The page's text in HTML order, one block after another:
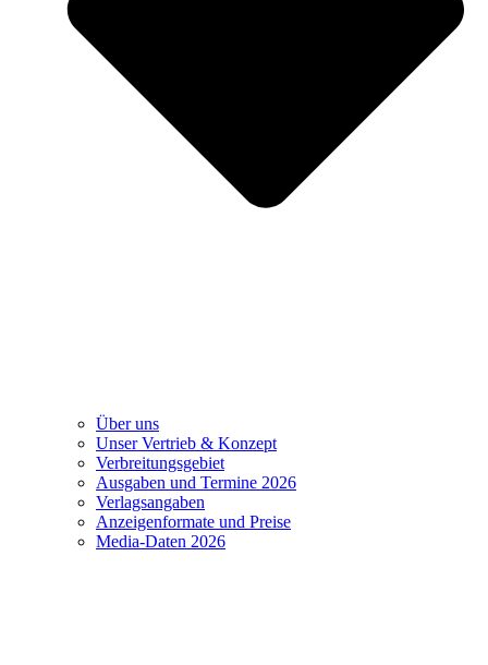
Über uns
Unser Vertrieb & Konzept
Verbreitungsgebiet
Ausgaben und Termine 2026
Verlagsangaben
Anzeigenformate und Preise
Media-Daten 2026